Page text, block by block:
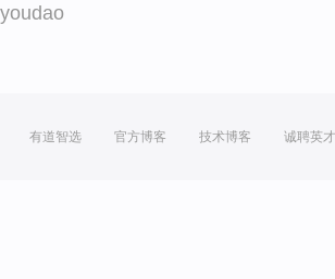
youdao
有道智选 官方博客 技术博客 诚聘英才